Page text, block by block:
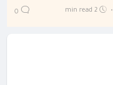
•
2 min read
0